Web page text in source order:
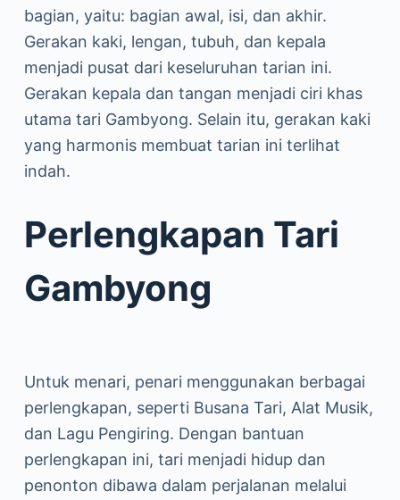
bagian, yaitu: bagian awal, isi, dan akhir.
Gerakan kaki, lengan, tubuh, dan kepala
menjadi pusat dari keseluruhan tarian ini.
Gerakan kepala dan tangan menjadi ciri khas
utama tari Gambyong. Selain itu, gerakan kaki
yang harmonis membuat tarian ini terlihat
indah.
Perlengkapan Tari
Gambyong
Untuk menari, penari menggunakan berbagai
perlengkapan, seperti Busana Tari, Alat Musik,
dan Lagu Pengiring. Dengan bantuan
perlengkapan ini, tari menjadi hidup dan
penonton dibawa dalam perjalanan melalui